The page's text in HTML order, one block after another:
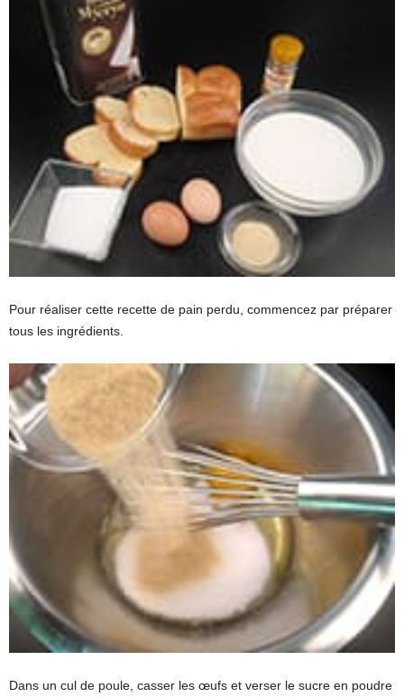
Pour réaliser cette recette de pain perdu, commencez par préparer
tous les ingrédients.
Dans un cul de poule, casser les œufs et verser le sucre en poudre